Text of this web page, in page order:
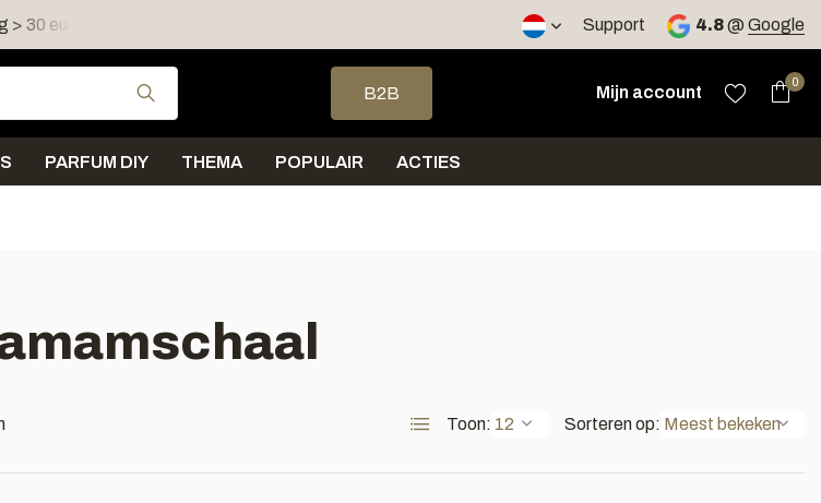
30 euro in NL en BE Support 4.8@ Google
Gebruik de pijltjes op en neer om een beschikbaar resultaat te selecteren. Druk
B2B
Mijn account
0
PARFUM DIY THEMA POPULAIR ACTIES
Toon: Sorteren op: